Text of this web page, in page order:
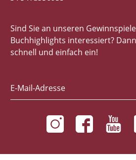
Sind Sie an unseren
Buchhighlights interessiert?
schnell und einfach ein!
E-Mail-Adresse